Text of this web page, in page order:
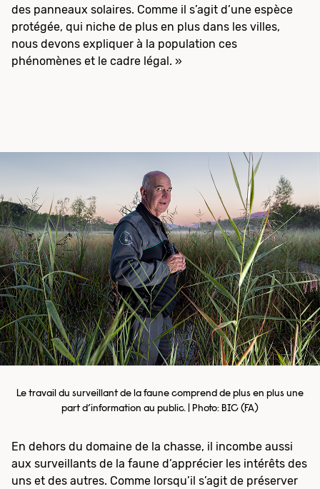
des panneaux solaires. Comme il s’agit d’une espèce
protégée, qui niche de plus en plus dans les villes,
nous devons expliquer à la population ces
phénomènes et le cadre légal. »
Le travail du surveillant de la faune comprend de plus en plus une
part d’information au public. | Photo: BIC (FA)
En dehors du domaine de la chasse, il incombe aussi
aux surveillants de la faune d’apprécier les intérêts des
uns et des autres. Comme lorsqu’il s’agit de préserver